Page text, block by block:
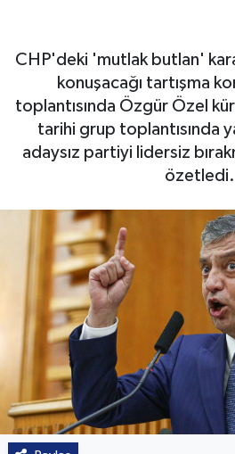
CHP'deki 'mutlak butlan'
konuşacağı tartışma
toplantısında Özgür Özel
tarihi grup toplantısında
adaysız partiyi lidersiz
özetledi.